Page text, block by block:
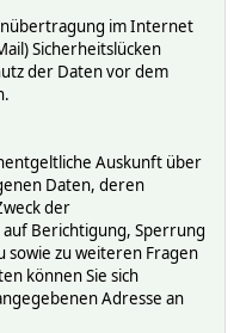
im Internet
Sicherheitslücken
der Daten vor dem
Auskunft über
Daten, deren
der
Berichtigung, Sperrung
sowie zu weiteren Fragen
können Sie sich
Adresse an